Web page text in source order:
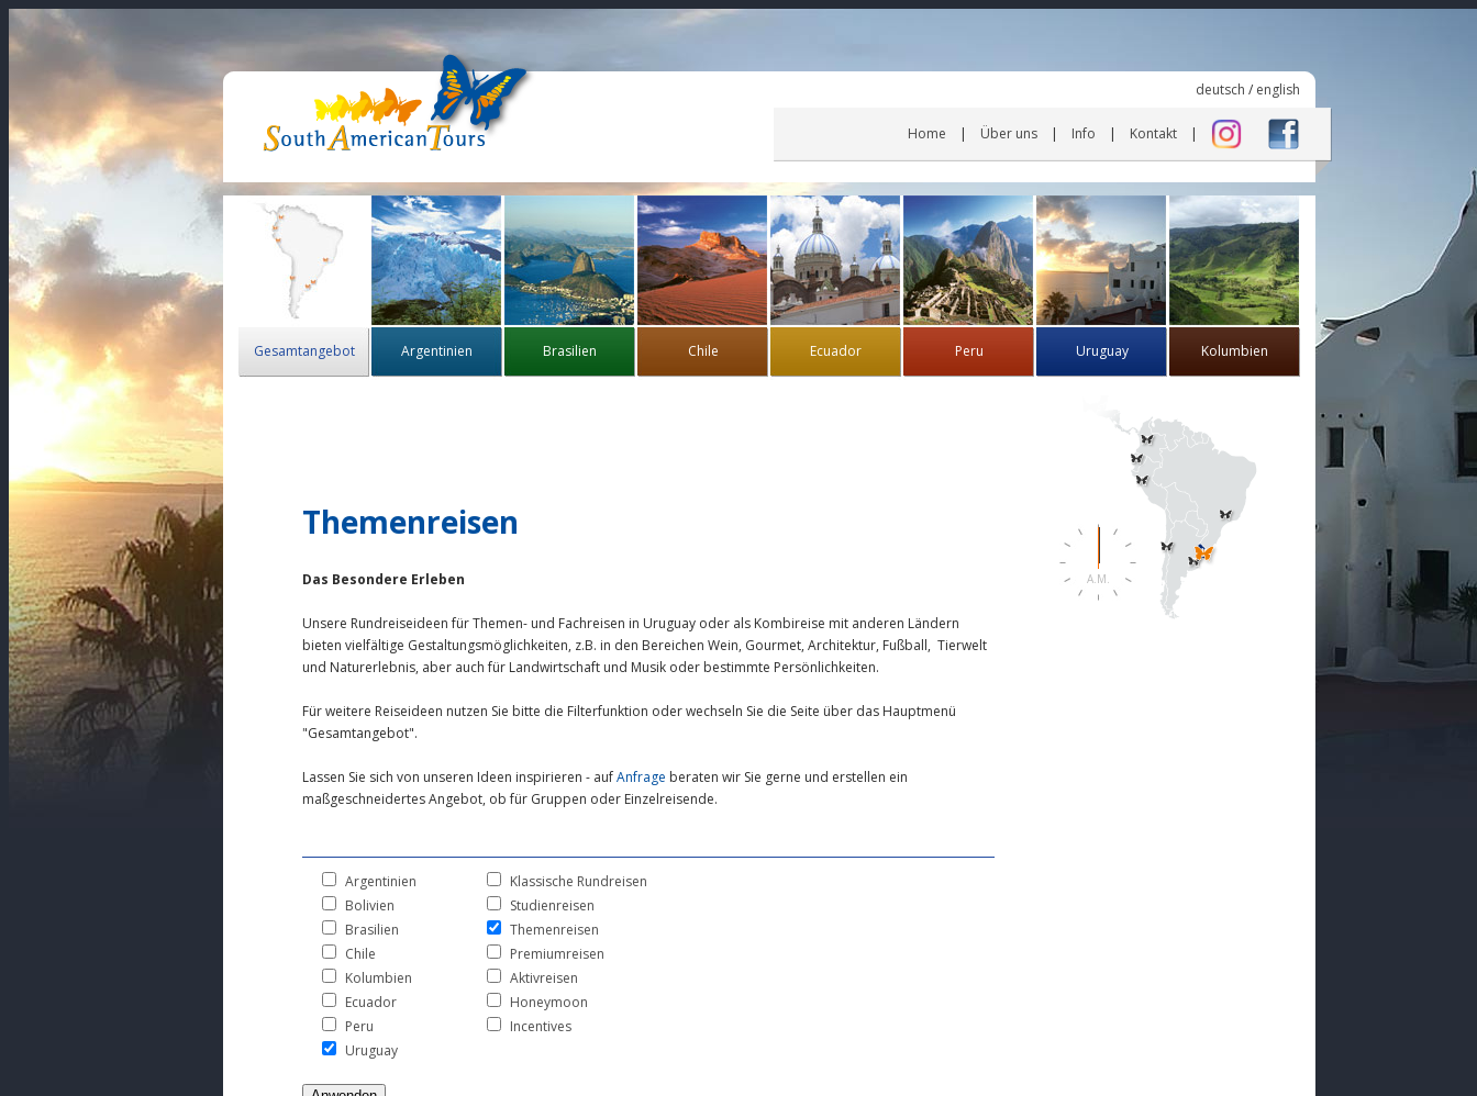
Kontakt
Info
Über uns
Home
deutsch / english
Gesamtangebot Argentinien Brasilien Chile Ecuador Peru Uruguay Kolumbien
Themenreisen
Das Besondere Erleben
Unsere Rundreiseideen für Themen- und Fachreisen in Uruguay oder als Kombireise mit anderen Ländern
bieten vielfältige Gestaltungsmöglichkeiten, z.B. in den Bereichen Wein, Gourmet, Architektur, Fußball, Tierwelt
und Naturerlebnis, aber auch für Landwirtschaft und Musik oder bestimmte Persönlichkeiten.
Für weitere Reiseideen nutzen Sie bitte die Filterfunktion oder wechseln Sie die Seite über das Hauptmenü
"Gesamtangebot".
Lassen Sie sich von unseren Ideen inspirieren - aufAnfrage beraten wir Sie gerne und erstellen ein
maßgeschneidertes Angebot, ob für Gruppen oder Einzelreisende.
Argentinien
Bolivien
Brasilien
Chile
Kolumbien
Ecuador
Peru
Uruguay
Klassische Rundreisen
Studienreisen
Themenreisen
Premiumreisen
Aktivreisen
Honeymoon
Incentives
A.M.